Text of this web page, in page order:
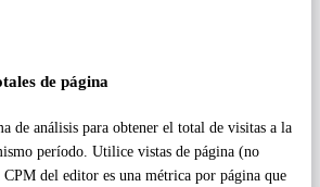
de página
de análisis para obtener el total de visitas a la
período. Utilice vistas de página (no
CPM del editor es una métrica por página que